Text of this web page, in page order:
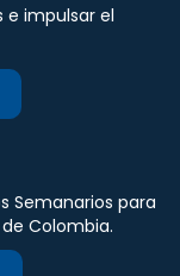
e impulsar el
Semanarios para
Colombia.